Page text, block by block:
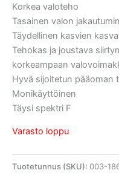
Korkea valoteho
Tasainen valon
Täydellinen kasvien
Tehokas ja joustava
korkeampaan
Hyvä sijoitetun pääoman
Monikäyttöinen
Täysi spektri F
Varasto loppu
Tuotetunnus (SKU): 003-